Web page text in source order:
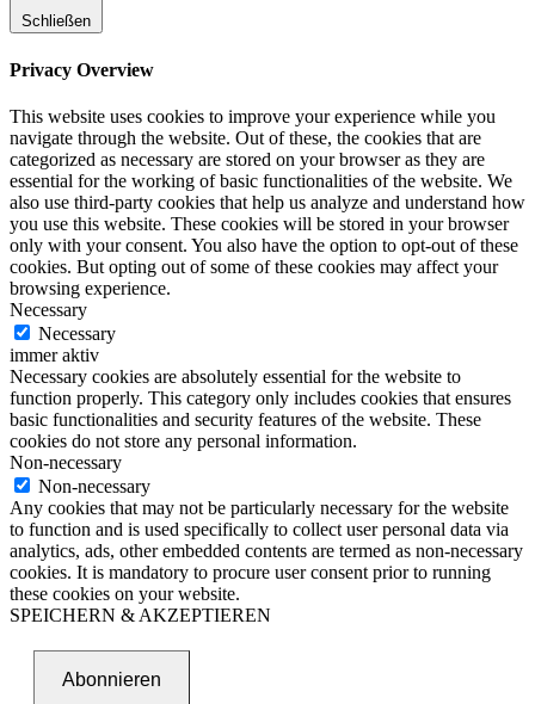
Schließen
Privacy Overview
This website uses cookies to improve your experience while you
navigate through the website. Out of these, the cookies that are
categorized as necessary are stored on your browser as they are
essential for the working of basic functionalities of the website. We
also use third-party cookies that help us analyze and understand how
you use this website. These cookies will be stored in your browser
only with your consent. You also have the option to opt-out of these
cookies. But opting out of some of these cookies may affect your
browsing experience.
Necessary
Necessary
immer aktiv
Necessary cookies are absolutely essential for the website to
function properly. This category only includes cookies that ensures
basic functionalities and security features of the website. These
cookies do not store any personal information.
Non-necessary
Non-necessary
Any cookies that may not be particularly necessary for the website
to function and is used specifically to collect user personal data via
analytics, ads, other embedded contents are termed as non-necessary
cookies. It is mandatory to procure user consent prior to running
these cookies on your website.
SPEICHERN & AKZEPTIEREN
Abonnieren